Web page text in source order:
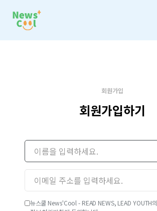
회원가입
회원가입하기
뉴스쿨 News'Cool - READ NEWS, LEAD YOUTH의